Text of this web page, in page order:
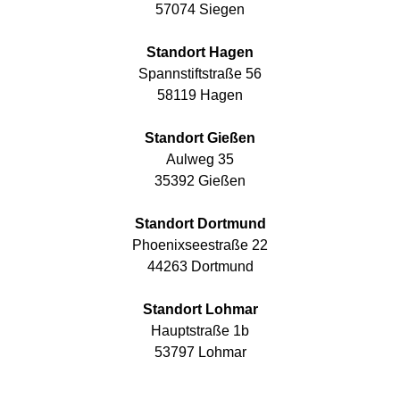
57074 Siegen
Standort Hagen
Spannstiftstraße 56
58119 Hagen
Standort Gießen
Aulweg 35
35392 Gießen
Standort Dortmund
Phoenixseestraße 22
44263 Dortmund
Standort Lohmar
Hauptstraße 1b
53797 Lohmar